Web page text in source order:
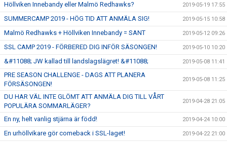
Höllviken Innebandy eller Malmö Redhawks? 2019-05-19 17:55
SUMMERCAMP 2019 - HÖG TID ATT ANMÄLA SIG! 2019-05-15 10:58
Malmö Redhawks + Höllviken Innebandy = SANT 2019-05-12 09:26
SSL CAMP 2019 - FÖRBERED DIG INFÖR SÄSONGEN! 2019-05-10 10:20
&#11088; JW kallad till landslagslägret! &#11088; 2019-05-08 11:41
PRE SEASON CHALLENGE - DAGS ATT PLANERA
FÖRSÄSONGEN!
2019-05-08 11:25
DU HAR VÄL INTE GLÖMT ATT ANMÄLA DIG TILL VÅRT
POPULÄRA SOMMARLÄGER?
2019-04-28 21:05
En ny, helt vanlig stjärna är född! 2019-04-24 10:00
En urhöllvikare gör comeback i SSL-laget! 2019-04-22 21:00